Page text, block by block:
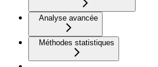
Analyse avancée
Méthodes statistiques